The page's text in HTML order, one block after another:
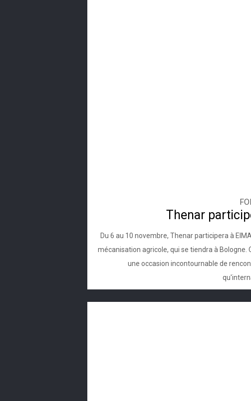
Thenar
Du 6 au 10 novembre, Thenar participera à
mécanisation agricole, qui se tiendra à
une occasion incontournable de